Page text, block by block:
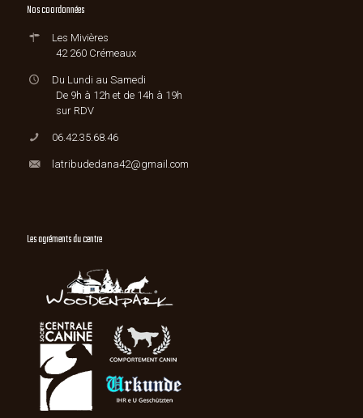
Nos coordonnées
Les Mivières
42 260 Crémeaux
Du Lundi au Samedi
De 9h à 12h et de 14h à 19h
sur RDV
06.42.35.68.46
latribudedana42@gmail.com
Les agréments du centre